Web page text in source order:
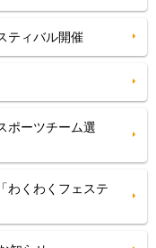
ティバル開催
ポーツチーム選
わくわくフェステ